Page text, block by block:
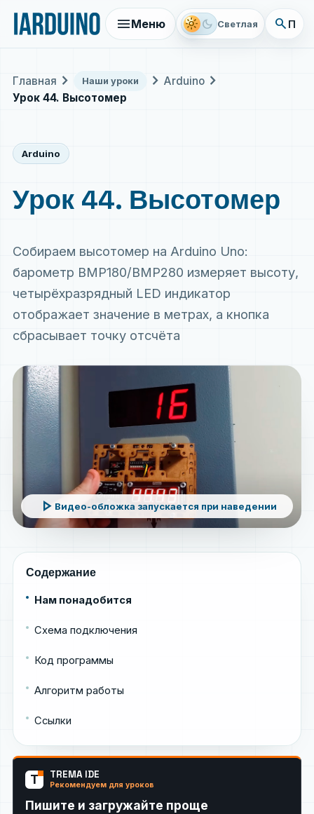
menuМеню light_mode dark_mode Светлая search
Главная chevron_right Наши уроки chevron_right Arduino chevron_right
Урок 44. Высотомер
Arduino
Урок 44. Высотомер
Собираем высотомер на Arduino Uno:
барометр BMP180/BMP280 измеряет высоту,
четырёхразрядный LED индикатор
отображает значение в метрах, а кнопка
сбрасывает точку отсчёта
play_arrow Видео-обложка запускается при наведении
Содержание
Нам понадобится
Схема подключения
Код программы
Алгоритм работы
Ссылки
T TREMA IDE
Рекомендуем для уроков
Пишите и загружайте проще